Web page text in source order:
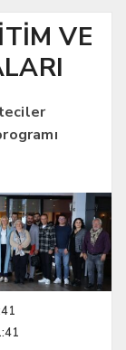
VE